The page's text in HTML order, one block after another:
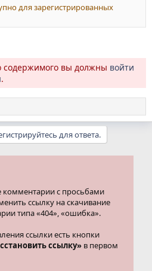
для зарегистрированных
содержимого вы должны войти
.
для ответа.
комментарии с просьбами
ссылку на скачивание
типа «404», «ошибка».
ссылки есть кнопки
ссылку» в первом